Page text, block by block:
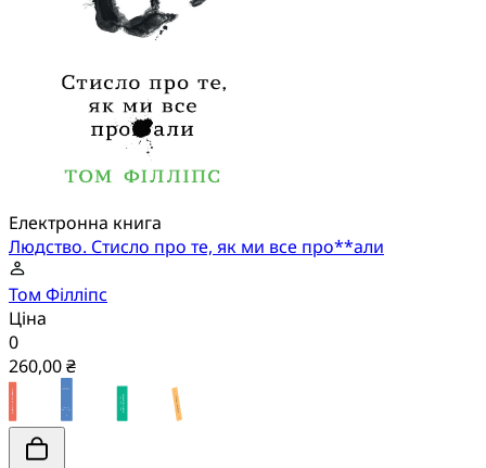
Електронна книга
Людство. Стисло про те, як ми все про**али
Том Філліпс
Ціна
0
260,00 ₴